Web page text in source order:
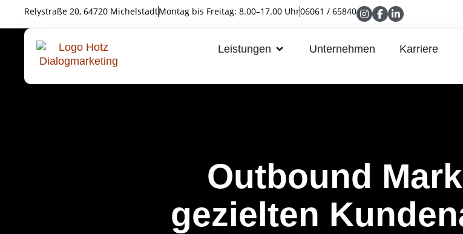
Relystraße 20, 64720 MichelstadtMontag bis Freitag: 8.00–17.00 Uhr06061 / 65840
Leistungen Unternehmen Karriere
Outbound
gezielten